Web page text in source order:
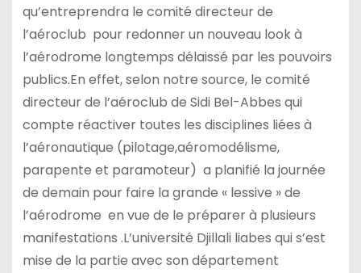
qu’entreprendra le comité directeur de
l’aéroclub pour redonner un nouveau look à
l’aérodrome longtemps délaissé par les pouvoirs
publics.En effet, selon notre source, le comité
directeur de l’aéroclub de Sidi Bel-Abbes qui
compte réactiver toutes les disciplines liées à
l’aéronautique (pilotage,aéromodélisme,
parapente et paramoteur) a planifié la journée
de demain pour faire la grande « lessive » de
l’aérodrome en vue de le préparer à plusieurs
manifestations .L’université Djillali liabes qui s’est
mise de la partie avec son département